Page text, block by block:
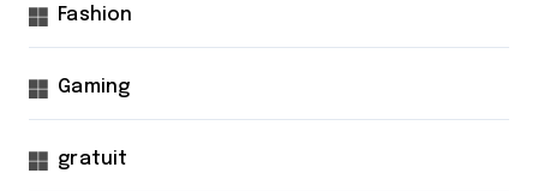
Fashion
Gaming
gratuit